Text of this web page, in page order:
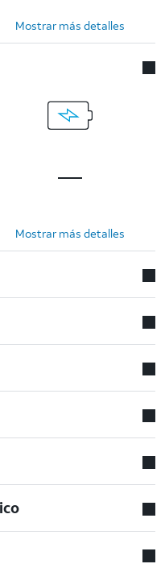
Mostrar más detalles
Mostrar más detalles